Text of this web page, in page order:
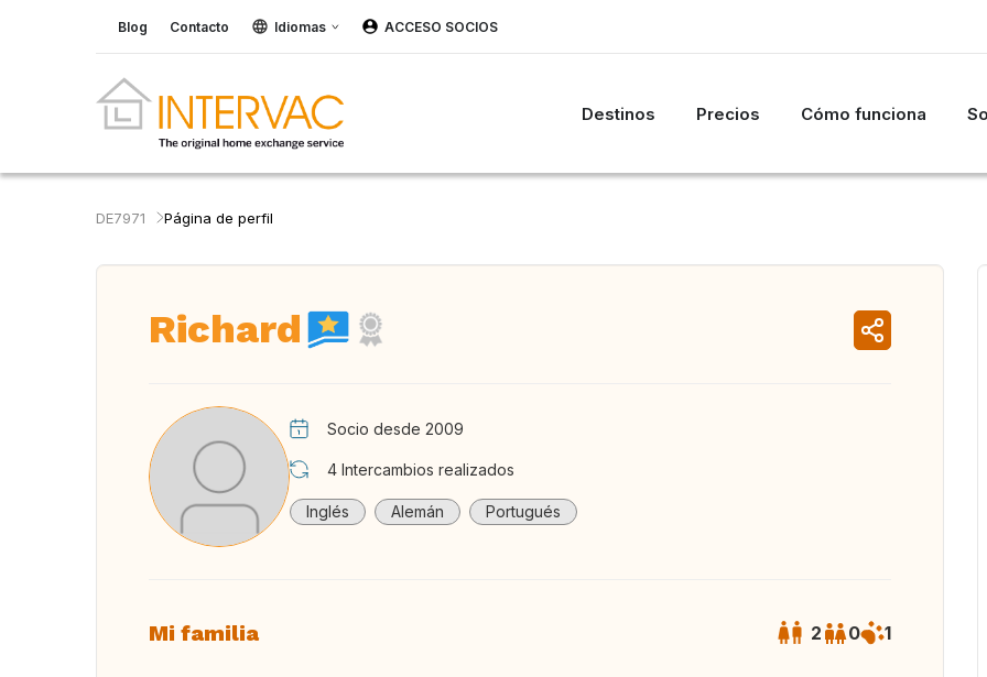
Blog Contacto Idiomas ACCESO SOCIOS
Destinos Precios Cómo funciona
DE7971 Página de perfil
Richard
Socio desde 2009
4 Intercambios realizados
Inglés Alemán Portugués
Mi familia 2 0 1